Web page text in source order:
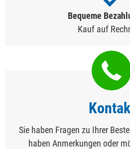
Bequeme
Kauf auf
Sie haben Fragen zu Ihrer
haben Anmerkungen oder